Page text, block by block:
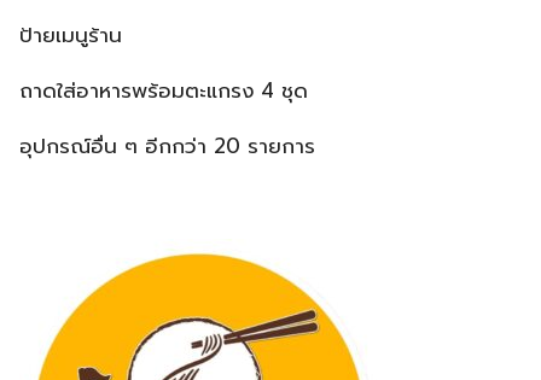
ป้ายเมนูร้าน
ถาดใส่อาหารพร้อมตะแกรง 4 ชุด
อุปกรณ์อื่น ๆ อีกกว่า 20 รายการ